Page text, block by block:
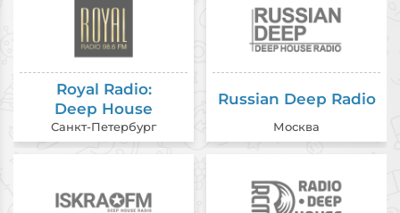
Royal Radio:
Deep House
Санкт-Петербург
Russian Deep Radio
Москва